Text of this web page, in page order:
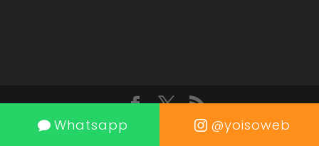
Whatsapp @yoisoweb
Designed by Yoisoweb.com